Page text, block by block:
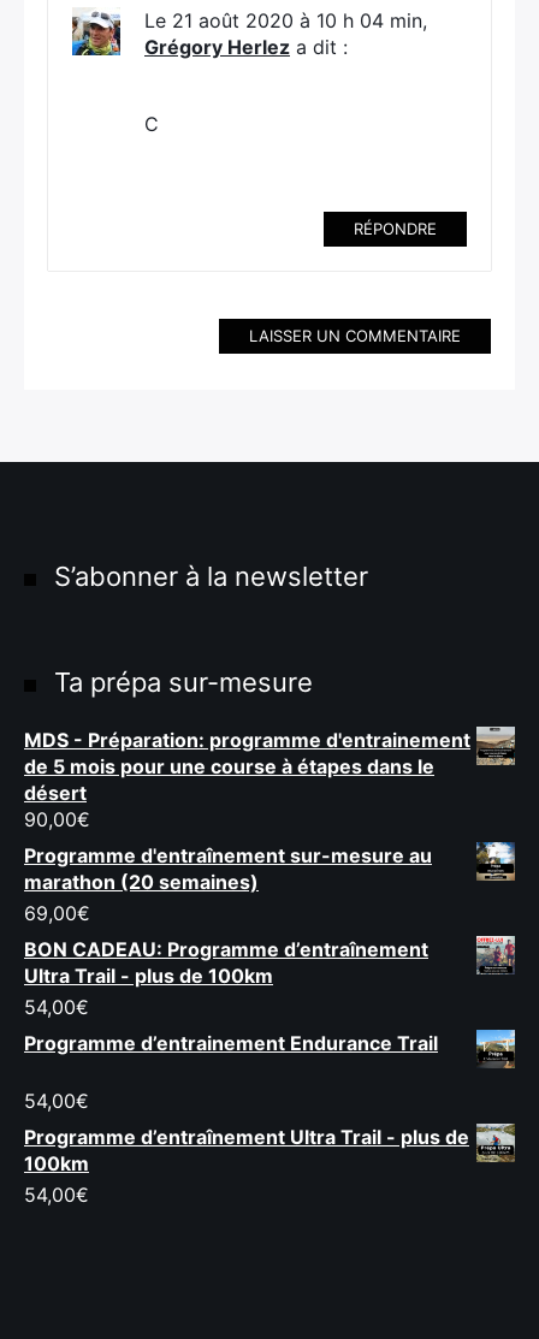
Le 21 août 2020 à 10 h 04 min,
Grégory Herlez a dit :
C
RÉPONDRE
LAISSER UN COMMENTAIRE
S’abonner à la newsletter
Ta prépa sur-mesure
MDS - Préparation: programme d'entrainement
de 5 mois pour une course à étapes dans le
désert
90,00€
Programme d'entraînement sur-mesure au
marathon (20 semaines)
69,00€
BON CADEAU: Programme d’entraînement
Ultra Trail - plus de 100km
54,00€
Programme d’entrainement Endurance Trail
54,00€
Programme d’entraînement Ultra Trail - plus de
100km
54,00€